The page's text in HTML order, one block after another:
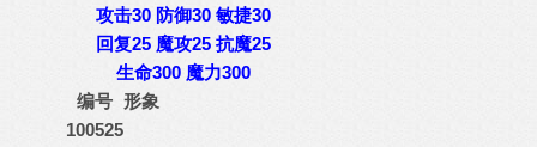
攻击30 防御30 敏捷30
回复25 魔攻25 抗魔25
生命300 魔力300
编号 形象
100525